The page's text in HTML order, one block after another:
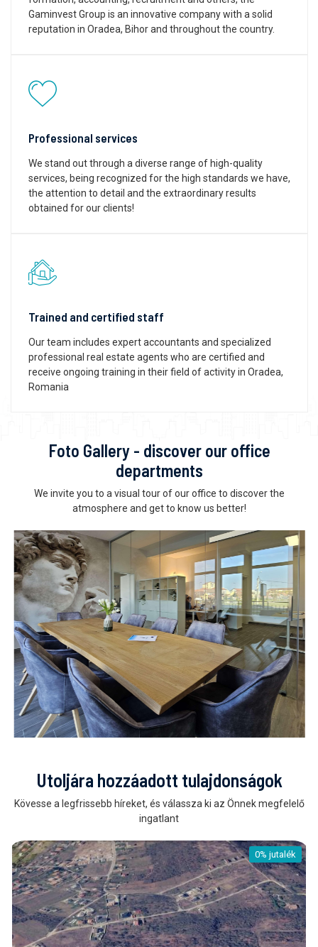
Gaminvest Group is an innovative company with a solid
reputation in Oradea, Bihor and throughout the country.
Professional services
We stand out through a diverse range of high-quality
services, being recognized for the high standards we have,
the attention to detail and the extraordinary results
obtained for our clients!
Trained and certified staff
Our team includes expert accountants and specialized
professional real estate agents who are certified and
receive ongoing training in their field of activity in Oradea,
Romania
Foto Gallery - discover our office
departments
We invite you to a visual tour of our office to discover the
atmosphere and get to know us better!
Utoljára hozzáadott tulajdonságok
Kövesse a legfrissebb híreket, és válassza ki az Önnek megfelelő
ingatlant
0% jutalék